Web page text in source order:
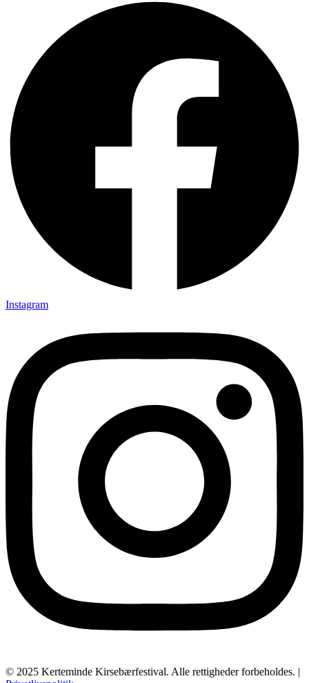
Instagram
© 2025 Kerteminde Kirsebærfestival. Alle rettigheder forbeholdes. |